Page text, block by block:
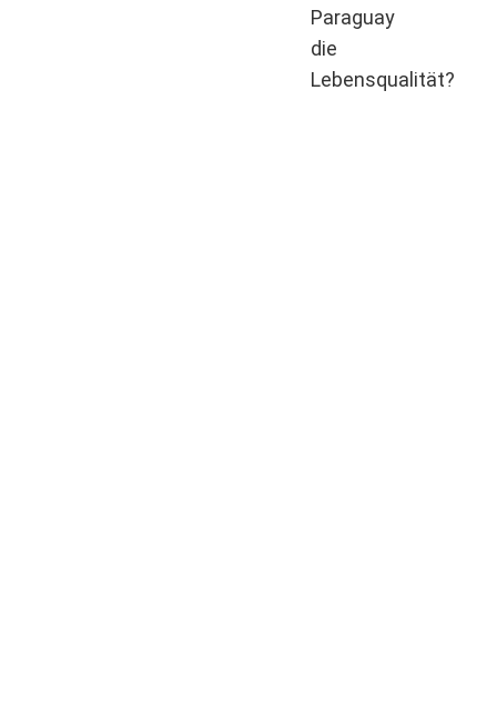
Paraguay
die
Lebensqualität?